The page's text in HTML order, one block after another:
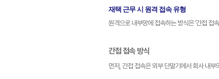
재택 근무 시 원격 접속 유형
원격으로 내부망에 접속하는 방식은 ‘간접 접
간접 접속 방식
먼저, 간접 접속은 외부 단말기에서 회사 내